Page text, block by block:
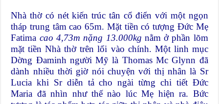
Nhà thờ có nét kiến trúc tân cổ điển với một ngọn
tháp trung tâm cao 65m. Mặt tiền có tượng Đức Mẹ
Fatima cao 4,73m nặng 13.000kg nằm ở phần lõm
mặt tiền Nhà thờ trên lối vào chính. Một linh mục
Dờng Đaminh người Mỹ là Thomas Mc Glynn đã
dành nhiều thời giờ nói chuyện với thị nhân là Sr
Lucia khi Sr diễn tả cho ngài từng chi tiết Đức
Maria đã nhìn như thế nào lúc Mẹ hiện ra. Bức